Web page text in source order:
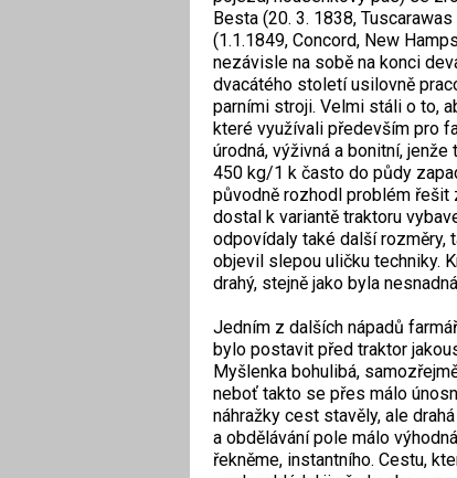
Besta (20. 3. 1838,
(1.1.1849, Concord, New
nezávisle na sobě na konci
dvacátého století usilovně
parními stroji. Velmi stáli o to,
které využívali především pro
úrodná, výživná a bonitní,
450 kg/1 k často do půdy
původně rozhodl problém řešit
dostal k variantě traktoru
odpovídaly také další rozměry,
objevil slepou uličku techniky.
drahý, stejně jako byla
Jedním z dalších nápadů
bylo postavit před traktor
Myšlenka bohulibá,
neboť takto se přes málo
náhražky cest stavěly, ale
a obdělávání pole málo
řekněme, instantního. Cestu,